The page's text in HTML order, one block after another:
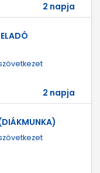
2 napja
2 napja